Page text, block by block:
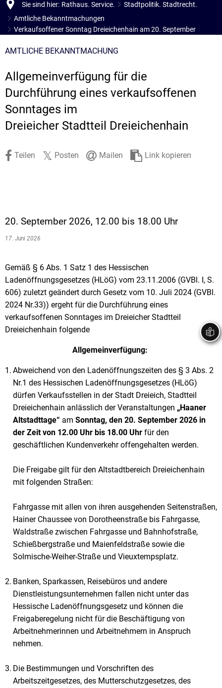
Stadtrecht
Wahlen
Ehrenamt
E-Mobilität
Sie sind hier: Rathaus. Service.
Stadtpolitik. Stadtrecht.
Amtliche Bekanntmachungen
Verkaufsoffener Sonntag Dreieichenhain am 20. September
AMTLICHE BEKANNTMACHUNG
Allgemeinverfügung für die
Durchführung eines verkaufsoffenen
Sonntages im
Dreieicher Stadtteil Dreieichenhain
Teilen Posten Mailen Link kopieren
20. September 2026, 12.00 bis 18.00 Uhr
17. Juni 2026
Gemäß § 6 Abs. 1 Satz 1 des Hessischen
Ladenöffnungsgesetzes (HLöG) vom 23.11.2006 (GVBl. I, S.
606) zuletzt geändert durch Gesetz vom 10. Juli 2024 (GVBl.
2024 Nr.33)) ergeht für die Durchführung eines
verkaufsoffenen Sonntages im Dreieicher Stadtteil
Dreieichenhain folgende
Allgemeinverfügung:
Abweichend von den Ladenöffnungszeiten des § 3 Abs. 2
Nr.1 des Hessischen Ladenöffnungsgesetzes (HLöG)
dürfen Verkaufsstellen in der Stadt Dreieich, Stadtteil
Dreieichenhain anlässlich der Veranstaltungen „Haaner
Altstadttage“ am Sonntag, den 20. September 2026 in
der Zeit von 12.00 Uhr bis 18.00 Uhr für den
geschäftlichen Kundenverkehr offengehalten werden.
Die Freigabe gilt für den Altstadtbereich Dreieichenhain
mit folgenden Straßen:
Fahrgasse mit allen von ihren ausgehenden Seitenstraßen,
Hainer Chaussee von Dorotheenstraße bis Fahrgasse,
Waldstraße zwischen Fahrgasse und Bahnhofstraße,
Schießbergstraße und Maienfeldstraße sowie die
Solmische-Weiher-Straße und Vieuxtempsplatz.
Banken, Sparkassen, Reisebüros und andere
Dienstleistungsunternehmen fallen nicht unter das
Hessische Ladenöffnungsgesetz und können die
Freigaberegelung nicht für die Beschäftigung von
Arbeitnehmerinnen und Arbeitnehmern in Anspruch
nehmen.
Die Bestimmungen und Vorschriften des
Arbeitszeitgesetzes, des Mutterschutzgesetzes, des